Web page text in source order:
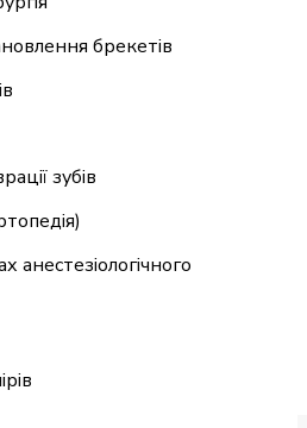
брекетів
зубів
анестезіологічного